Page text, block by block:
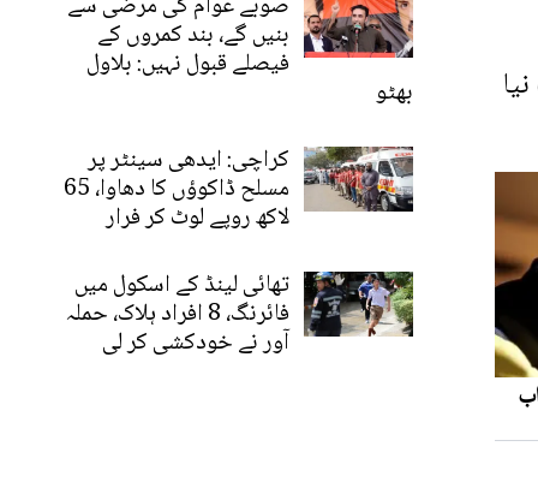
بنیں گے، بند کمروں کے
فیصلے قبول نہیں: بلاول
بھٹو
کراچی: ایدھی سینٹر پر
مسلح ڈاکوؤں کا دھاوا، 65
لاکھ روپے لوٹ کر فرار
تھائی لینڈ کے اسکول میں
فائرنگ، 8 افراد ہلاک، حملہ
آور نے خودکشی کر لی